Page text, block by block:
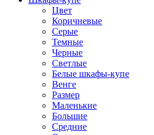
Цвет
Коричневые
Серые
Темные
Черные
Светлые
Белые шкафы-купе
Венге
Размер
Маленькие
Большие
Средние